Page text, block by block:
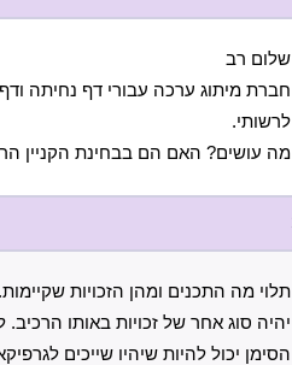
שלום רב
חברת מיתוג ערכה עבורי דף נחיתה
לרשותי.
מה עושים? האם הם בבחינת הקניין
תלוי מה התכנים ומהן הזכויות
יהיה סוג אחר של זכויות באותו
הסימן יכול להיות שיהיו שייכים